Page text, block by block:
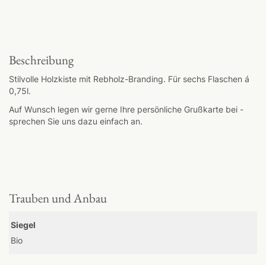
Beschreibung
Stilvolle Holzkiste mit Rebholz-Branding. Für sechs Flaschen á
0,75l.
Auf Wunsch legen wir gerne Ihre persönliche Grußkarte bei -
sprechen Sie uns dazu einfach an.
Trauben und Anbau
Siegel
Bio